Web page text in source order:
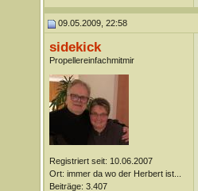
09.05.2009, 22:58
sidekick
Propellereinfachmitmir
Registriert seit: 10.06.2007
Ort: immer da wo der Herbert ist...
Beiträge: 3.407